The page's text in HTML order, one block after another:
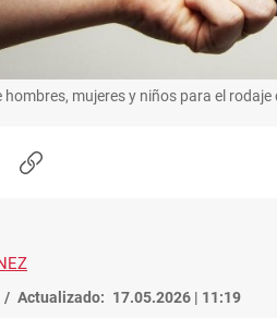
mujeres y niños para el rodaje
Copiar
Actualizado: 17.05.2026 | 11:19